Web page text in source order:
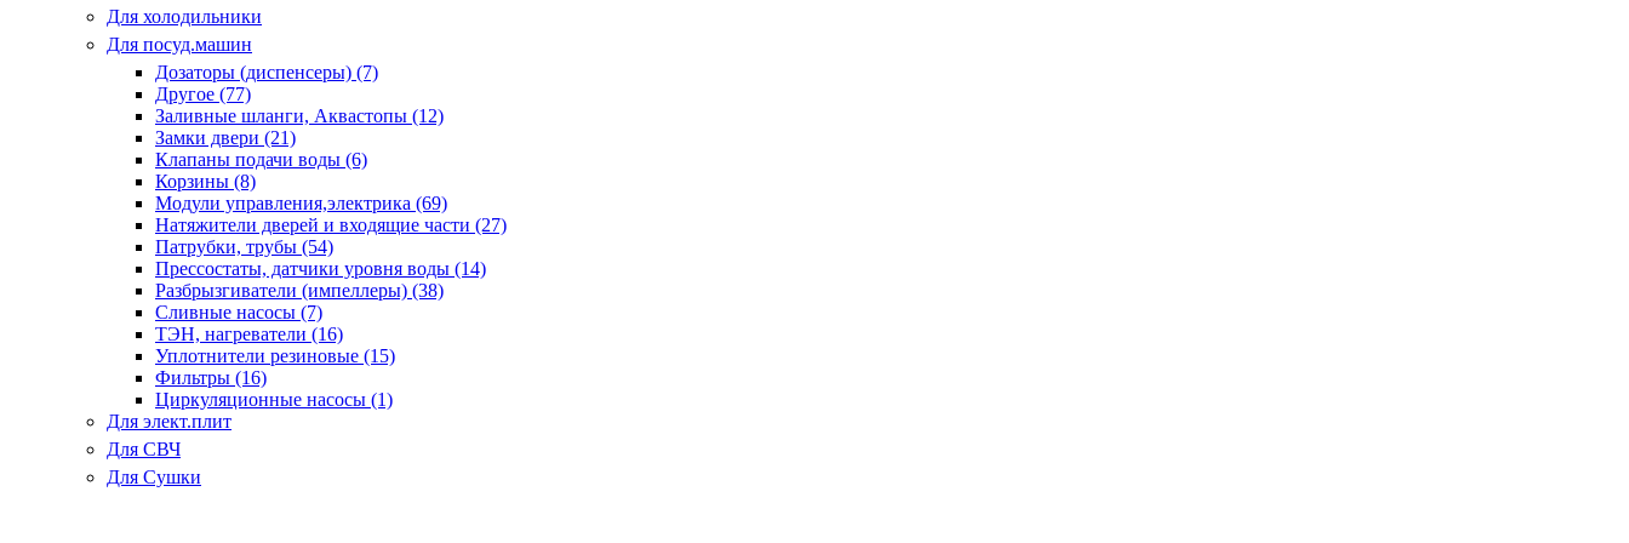
Для холодильники
Для посуд.машин
Дозаторы (диспенсеры) (7)
Другое (77)
Заливные шланги, Аквастопы (12)
Замки двери (21)
Клапаны подачи воды (6)
Корзины (8)
Модули управления,электрика (69)
Натяжители дверей и входящие части (27)
Патрубки, трубы (54)
Прессостаты, датчики уровня воды (14)
Разбрызгиватели (импеллеры) (38)
Сливные насосы (7)
ТЭН, нагреватели (16)
Уплотнители резиновые (15)
Фильтры (16)
Циркуляционные насосы (1)
Для элект.плит
Для СВЧ
Для Сушки